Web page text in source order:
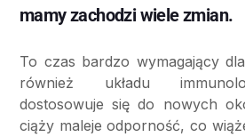
mamy zachodzi wiele zmian.
To czas bardzo wymagający
również układu
dostosowuje się do nowych
ciąży maleje odporność, co